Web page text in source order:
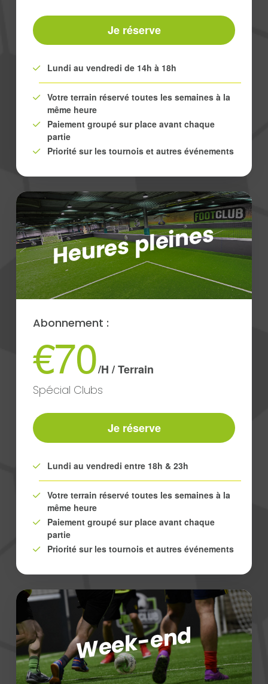
Je réserve
Lundi au vendredi de 14h à 18h
Votre terrain réservé toutes les semaines à la
même heure
Paiement groupé sur place avant chaque
partie
Priorité sur les tournois et autres événements
Heures pleines
Abonnement :
€70/H / Terrain
Spécial Clubs
Je réserve
Lundi au vendredi entre 18h & 23h
Votre terrain réservé toutes les semaines à la
même heure
Paiement groupé sur place avant chaque
partie
Priorité sur les tournois et autres événements
Week-end